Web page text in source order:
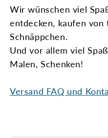
Wir wünschen viel
entdecken, kaufen
Schnäppchen.
Und vor allem viel
Malen, Schenken!
Versand FAQ und